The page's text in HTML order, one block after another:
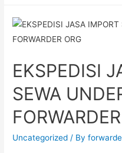
EKSPEDISI
SEWA
Uncategorized / By